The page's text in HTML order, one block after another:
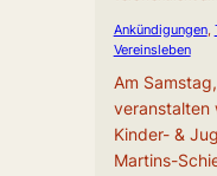
Ankündigungen,
Vereinsleben
Am
veranstalten
Kinder- &
Martins-